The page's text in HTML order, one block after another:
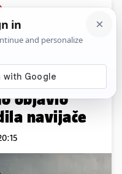
Komentari
s momčadi
objavio
navijače